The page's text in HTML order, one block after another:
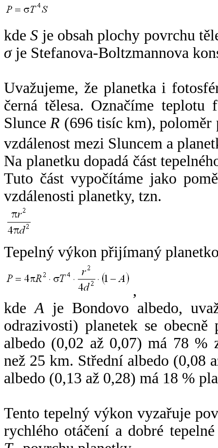
kdeS je obsah plochy povrchu
σje Stefanova-Boltzmannova
Uvažujeme, že planetka i
černá tělesa. Označíme
SlunceR (696 tisíc km),
vzdálenost mezi Sluncem a
Na planetku dopadá část
Tuto část vypočítáme jako
vzdálenosti planetky, tzn.
Tepelný výkon přijímaný
,
kdeA je Bondovo albedo,
odrazivosti) planetek se
albedo (0,02 až 0,07) má 78 %
než 25 km. Střední albedo (0,08
albedo (0,13 až 0,28) má 18 %
Tento tepelný výkon vyzařuje
rychlého otáčení a dobré